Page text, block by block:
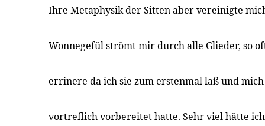
Ihre Metaphysik der Sitten aber vereinigte
Wonnegefül strömt mir durch alle Glieder, so
errinere da ich sie zum erstenmal laß und mich
vortreflich vorbereitet hatte. Sehr viel hätte